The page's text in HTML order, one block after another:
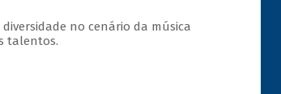
no cenário da música
talentos.